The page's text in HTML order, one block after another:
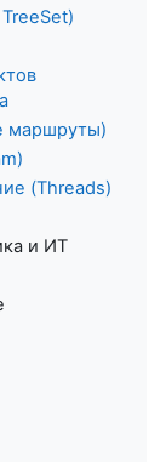
маршруты)
(Threads)
и ИТ